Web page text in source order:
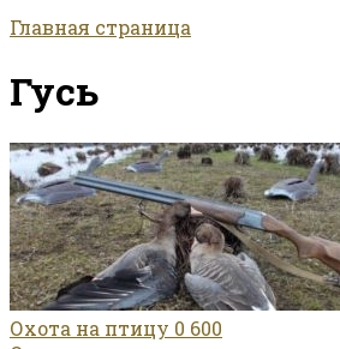
Главная страница
Гусь
Охота на птицу 0 600